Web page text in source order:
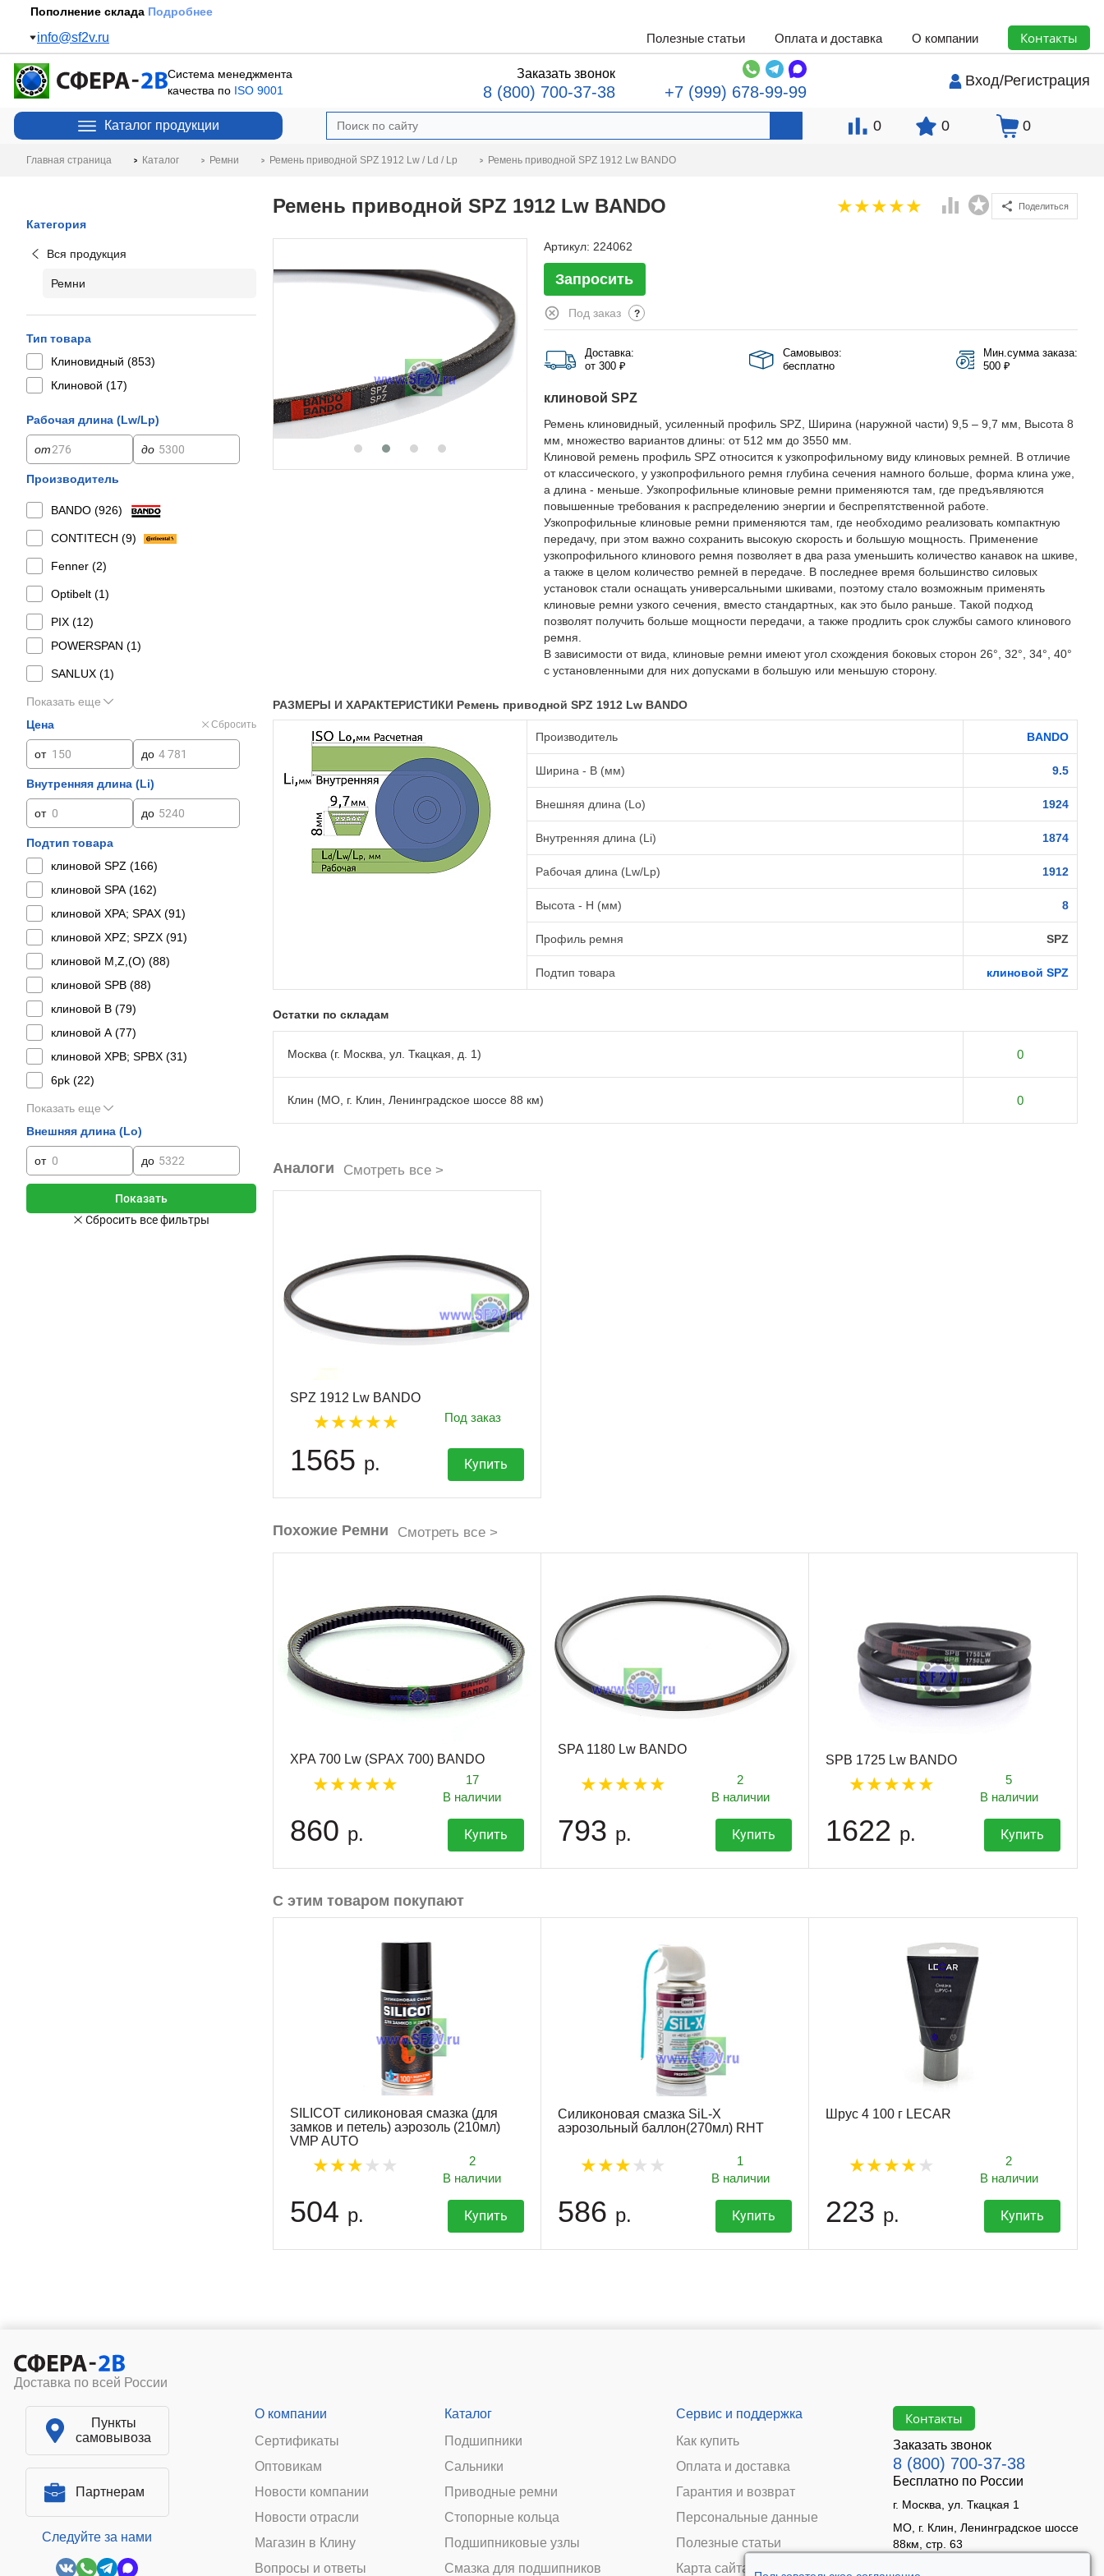
Пополнение склада Подробнее
info@sf2v.ru Полезные статьи Оплата и доставка О компании Контакты
Система менеджмента
качества по ISO 9001
Заказать звонок
8 (800) 700-37-38 +7 (999) 678-99-99
Вход/Регистрация
Каталог продукции 0 0 0
Главная страница Каталог Ремни Ремень приводной SPZ 1912 Lw / Ld / Lp Ремень приводной SPZ 1912 Lw BANDO
Категория
Вся продукция
Ремни
Тип товара
Клиновидный (853)
Клиновой (17)
Рабочая длина (Lw/Lp)
от до
Производитель
BANDO (926)
CONTITECH (9)
Fenner (2)
Optibelt (1)
PIX (12)
POWERSPAN (1)
SANLUX (1)
Показать еще
Цена
Сбросить
от до
Внутренняя длина (Li)
от до
Подтип товара
клиновой SPZ (166)
клиновой SPA (162)
клиновой XPA; SPAX (91)
клиновой XPZ; SPZX (91)
клиновой M,Z,(O) (88)
клиновой SPB (88)
клиновой B (79)
клиновой A (77)
клиновой XPB; SPBX (31)
6pk (22)
Показать еще
Внешняя длина (Lo)
от до
Ремень приводной SPZ 1912 Lw BANDO Поделиться
Артикул: 224062
Запросить
Под заказ ?
Доставка:
от 300 ₽
Самовывоз:
бесплатно
Мин.сумма заказа:
500 ₽
клиновой SPZ
Ремень клиновидный, усиленный профиль SPZ, Ширина (наружной части) 9,5 – 9,7 мм, Высота 8
мм, множество вариантов длины: от 512 мм до 3550 мм.
Клиновой ремень профиль SPZ относится к узкопрофильному виду клиновых ремней. В отличие
от классического, у узкопрофильного ремня глубина сечения намного больше, форма клина уже,
а длина - меньше. Узкопрофильные клиновые ремни применяются там, где предъявляются
повышенные требования к распределению энергии и беспрепятственной работе.
Узкопрофильные клиновые ремни применяются там, где необходимо реализовать компактную
передачу, при этом важно сохранить высокую скорость и большую мощность. Применение
узкопрофильного клинового ремня позволяет в два раза уменьшить количество канавок на шкиве,
а также в целом количество ремней в передаче. В последнее время большинство силовых
установок стали оснащать универсальными шкивами, поэтому стало возможным применять
клиновые ремни узкого сечения, вместо стандартных, как это было раньше. Такой подход
позволят получить больше мощности передачи, а также продлить срок службы самого клинового
ремня.
В зависимости от вида, клиновые ремни имеют угол схождения боковых сторон 26°, 32°, 34°, 40°
с установленными для них допусками в большую или меньшую сторону.
РАЗМЕРЫ И ХАРАКТЕРИСТИКИ Ремень приводной SPZ 1912 Lw BANDO
Производитель BANDO
Ширина - B (мм) 9.5
Внешняя длина (Lo) 1924
Внутренняя длина (Li) 1874
Рабочая длина (Lw/Lp) 1912
Высота - H (мм) 8
Профиль ремня SPZ
Подтип товара клиновой SPZ
Остатки по складам
Москва (г. Москва, ул. Ткацкая, д. 1) 0
Клин (МО, г. Клин, Ленинградское шоссе 88 км) 0
Аналоги Смотреть все >
SPZ 1912 Lw BANDO
Под заказ
1565 р. Купить
Похожие Ремни Смотреть все >
XPA 700 Lw (SPAX 700) BANDO
17
В наличии
860 р. Купить
SPA 1180 Lw BANDO
2
В наличии
793 р. Купить
SPB 1725 Lw BANDO
5
В наличии
1622 р. Купить
С этим товаром покупают
SILICOT силиконовая смазка (для
замков и петель) аэрозоль (210мл)
VMP AUTO
2
В наличии
504 р. Купить
Силиконовая смазка SiL-X
аэрозольный баллон(270мл) RHT
1
В наличии
586 р. Купить
Шрус 4 100 г LECAR
2
В наличии
223 р. Купить
Доставка по всей России
Пункты
самовывоза
Партнерам
Следуйте за нами
О компании
Сертификаты
Оптовикам
Новости компании
Новости отрасли
Магазин в Клину
Вопросы и ответы
Каталог
Подшипники
Сальники
Приводные ремни
Стопорные кольца
Подшипниковые узлы
Смазка для подшипников
Сервис и поддержка
Как купить
Оплата и доставка
Гарантия и возврат
Персональные данные
Полезные статьи
Карта сайта
Контакты
Заказать звонок
8 (800) 700-37-38
Бесплатно по России
г. Москва, ул. Ткацкая 1
МО, г. Клин, Ленинградское шоссе
88км, стр. 63